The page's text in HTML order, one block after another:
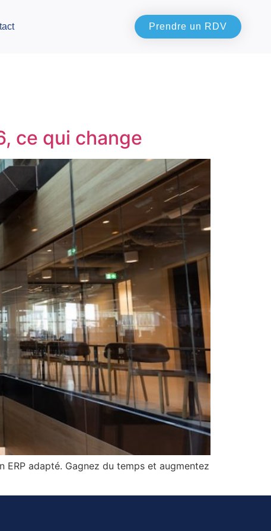
Prendre un RDV
ce qui change
ERP adapté. Gagnez du temps et augmentez